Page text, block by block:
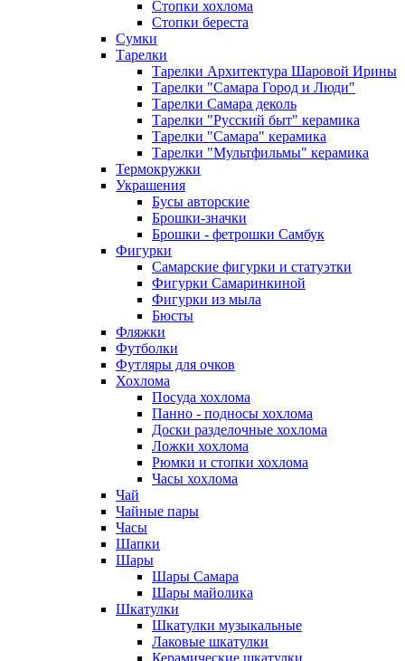
Стопки хохлома
Стопки береста
Сумки
Тарелки
Тарелки Архитектура Шаровой Ирины
Тарелки "Самара Город и Люди"
Тарелки Самара деколь
Тарелки "Русский быт" керамика
Тарелки "Самара" керамика
Тарелки "Мультфильмы" керамика
Термокружки
Украшения
Бусы авторские
Брошки-значки
Брошки - фетрошки Самбук
Фигурки
Самарские фигурки и статуэтки
Фигурки Самаринкиной
Фигурки из мыла
Бюсты
Фляжки
Футболки
Футляры для очков
Хохлома
Посуда хохлома
Панно - подносы хохлома
Доски разделочные хохлома
Ложки хохлома
Рюмки и стопки хохлома
Часы хохлома
Чай
Чайные пары
Часы
Шапки
Шары
Шары Самара
Шары майолика
Шкатулки
Шкатулки музыкальные
Лаковые шкатулки
Керамические шкатулки